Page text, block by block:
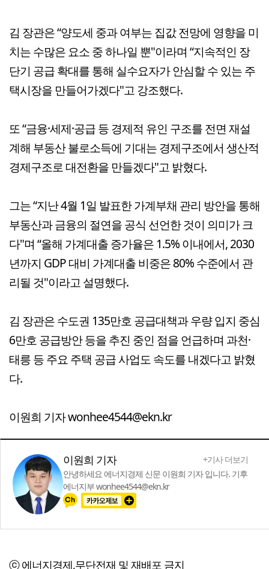
김 장관은 “양도세 중과 여부는 집값 전망에 영향을 미
치는 수많은 요소 중 하나일 뿐"이라며 “지속적인 장
단기 공급 확대를 통해 실수요자가 안심할 수 있는 주
택시장을 만들어가겠다"고 강조했다.
또 “금융·세제·공급 등 경제적 유인 구조를 전면 재설
계해 부동산 불로소득에 기대는 경제구조에서 생산적
경제구조로 대전환을 만들겠다"고 밝혔다.
그는 “지난 4월 1일 발표한 가계부채 관리 방안을 통해
부동산과 금융의 절연을 공식 선언한 것이 의미가 크
다"며 “올해 가계대출 증가율은 1.5% 이내에서, 2030
년까지 GDP 대비 가계대출 비중은 80% 수준에서 관
리될 것"이라고 설명했다.
김 장관은 수도권 135만호 공급대책과 우량 입지 중심
6만호 공급방안 등을 추진 중인 점을 언급하며 과천·
태릉 등 주요 주택 공급 사업도 속도를 내겠다고 밝혔
다.
이원희 기자 wonhee4544@ekn.kr
이원희 기자
+기사 더보기
안녕하세요 에너지경제 신문 이원희 기자 입니다. 기후
에너지부 wonhee4544@ekn.kr
ⓒ 에너지경제,무단전재 및 재배포 금지